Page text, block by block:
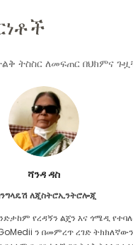
ትስስር ለመፍጠር በህክምና
ሻንዳ ዳስ
ለጂስትሮኢንትሮሎጂ
የረዳኝን ልጄን እና ጎሜዲ
ን በመምረጥ ረገድ